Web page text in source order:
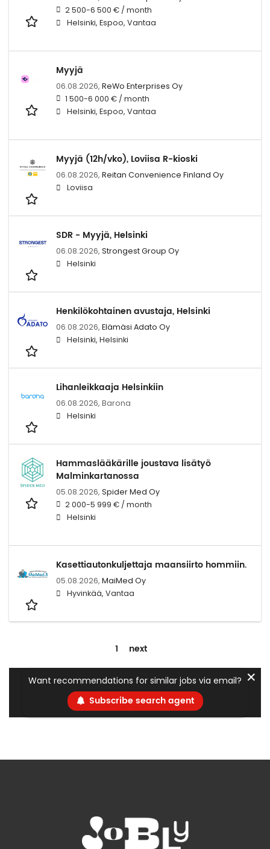
2 500-6 500 € / month
Helsinki, Espoo, Vantaa
Myyjä
06.08.2026, ReWo Enterprises Oy
1 500-6 000 € / month
Helsinki, Espoo, Vantaa
Myyjä (12h/vko), Loviisa R-kioski
06.08.2026, Reitan Convenience Finland Oy
Loviisa
SDR - Myyjä, Helsinki
06.08.2026, Strongest Group Oy
Helsinki
Henkilökohtainen avustaja, Helsinki
06.08.2026, Elämäsi Adato Oy
Helsinki, Helsinki
Lihanleikkaaja Helsinkiin
06.08.2026, Barona
Helsinki
Hammaslääkärille joustava lisätyö
Malminkartanossa
05.08.2026, Spider Med Oy
2 000-5 999 € / month
Helsinki
Kasettiautonkuljettaja maansiirto hommiin.
05.08.2026, MaiMed Oy
Hyvinkää, Vantaa
1 next
Want recommendations for similar jobs via email?
Subscribe search agent
✕